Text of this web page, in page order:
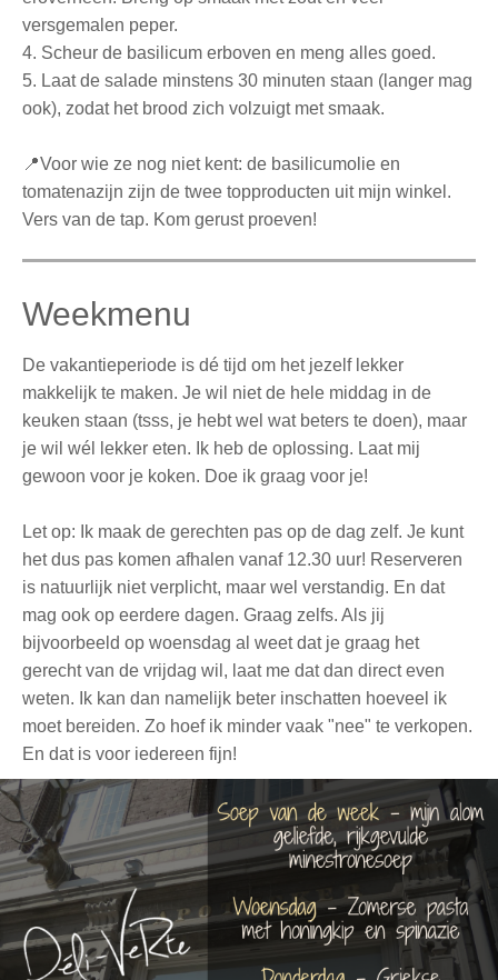
versgemalen peper.
4. Scheur de basilicum erboven en meng alles goed.
5. Laat de salade minstens 30 minuten staan (langer mag
ook), zodat het brood zich volzuigt met smaak.
📍Voor wie ze nog niet kent: de basilicumolie en
tomatenazijn zijn de twee topproducten uit mijn winkel.
Vers van de tap. Kom gerust proeven!
Weekmenu
De vakantieperiode is dé tijd om het jezelf lekker
makkelijk te maken. Je wil niet de hele middag in de
keuken staan (tsss, je hebt wel wat beters te doen), maar
je wil wél lekker eten. Ik heb de oplossing. Laat mij
gewoon voor je koken. Doe ik graag voor je!
Let op: Ik maak de gerechten pas op de dag zelf. Je kunt
het dus pas komen afhalen vanaf 12.30 uur! Reserveren
is natuurlijk niet verplicht, maar wel verstandig. En dat
mag ook op eerdere dagen. Graag zelfs. Als jij
bijvoorbeeld op woensdag al weet dat je graag het
gerecht van de vrijdag wil, laat me dat dan direct even
weten. Ik kan dan namelijk beter inschatten hoeveel ik
moet bereiden. Zo hoef ik minder vaak "nee" te verkopen.
En dat is voor iedereen fijn!